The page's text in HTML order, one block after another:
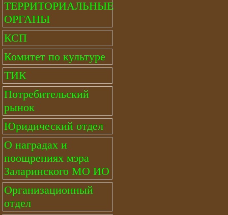
ТЕРРИТОРИАЛЬНЫЕ
ОРГАНЫ
КСП
Комитет по культуре
ТИК
Потребительский
рынок
Юридический отдел
О наградах и
поощрениях мэра
Заларинского МО ИО
Организационный
отдел